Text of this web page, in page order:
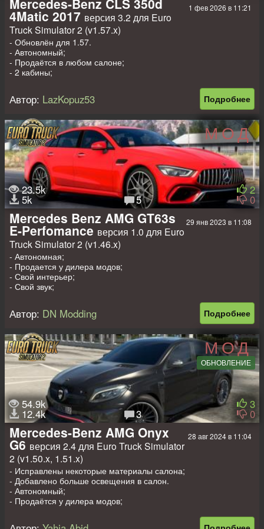
1 фев 2026 в 11:21
Mercedes-Benz CLS 350d
4Matic 2017 версия 3.2 для Euro
Truck Simulator 2 (v1.57.x)
- Обновлён для 1.57.
- Автономный;
- Продаётся в любом салоне;
- 2 кабины;
- Свои колёса;
- Новые звуки;
- Новая физика;
- Небольшой тюнинг.
Доп моды на прицепы, пассажиров
-Прицеп дом на колёсах в собственность для 1.32-1.57;
-Прицеп в собственность для 1.32-1.57;
-Пак прицепов для легковых машин для 1.45-1.57;
-Мод на пассажиров для легковушек для 1.42-1.57
Подробнее
Автор: LazKopuz53
МОД
23.5k
5k 5
2
0
29 янв 2023 в 11:08
Mercedes Benz AMG GT63s
E-Perfomance версия 1.0 для Euro
Truck Simulator 2 (v1.46.x)
- Автономная;
- Продается у дилера модов;
- Свой интерьер;
- Свой звук;
- Красится;
- Тюнинг.
Доп моды на прицепы, пассажиров
-Прицеп дом на колёсах в собственность для 1.32-1.46;
-Прицеп в собственность для 1.32-1.46;
-Пак прицепов для легковых машин 1.45, 1.46
-Мод на пассажиров.
Подробнее
Автор: DN Modding
МОД
ОБНОВЛЕНИЕ
54.9k
12.4k 3
3
0
28 авг 2024 в 11:04
Mercedes-Benz AMG Onyx
G6 версия 2.4 для Euro Truck Simulator
2 (v1.50.x, 1.51.x)
- Исправлены некоторые материалы салона;
- Добавлено больше освещения в салон.
- Автономный;
- Продаётся у дилера модов;